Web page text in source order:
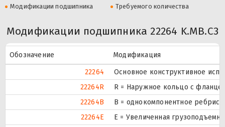
Модификации подшипника
Требуемого количества
Модификации подшипника 22264 K.MB.C3
Обозначение
Модификация
22264
Основное конструктивное
22264R
R = Наружное кольцо с
22264B
B = однокомпонентное
22264E
Е = Увеличенная